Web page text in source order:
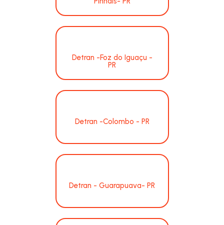
Detran -Foz do Iguaçu -
PR
Detran -Colombo - PR
Detran - Guarapuava- PR